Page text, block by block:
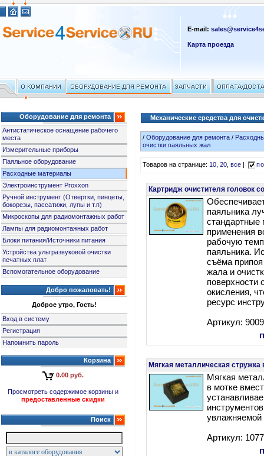
E-mail:
Карта проезда
Оборудование для ремонта
Антистатическое оснащение рабочего
места
Измерительные приборы
Паяльное оборудование
Расходные материалы
Электроинструмент Proxxon
Ручной инструмент (Отвертки, пинцеты,
бокорезы, пассатижи, лупы и т.п)
Микроскопы для радиомонтажных работ
Лампы для радиомонтажных работ
Блоки питания/Источники питания
Устройства ультразвуковой очистки
печатных плат
Вспомогательное оборудование
Добро пожаловать!
Доброе утро, Гость!
Вход в систему
Регистрация
Напомнить пароль
Корзина
0.00 руб.
Просмотреть содержимое корзины и
предоставленные скидки
Поиск
Механические средства для
/Оборудование для ремонта /
очистки паяльных жал
Товаров на странице:10,20,все
Картридж очистителя головок
паяльника
стандартные
применения
рабочую
паяльника.
съёма
жала и
поверхности
окисления,
ресурс
Артикул:
Мягкая металлическая стружка
Мягкая
в мотке
увлажняемой
Артикул: